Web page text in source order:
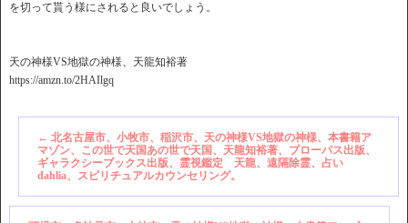
を切って貰う様にされると良いでしょう。
天の神様VS地獄の神様、天龍知裕著
https://amzn.to/2HAIlgq
← 北名古屋市、小牧市、稲沢市、天の神様VS地獄の神様、本書籍ア
マゾン、この世で天国あの世で天国、天龍知裕著、プローパス出版、
ギャラクシーブックス出版、霊視鑑定 天龍、遠隔除霊、占い
dahlia、スピリチュアルカウンセリング。